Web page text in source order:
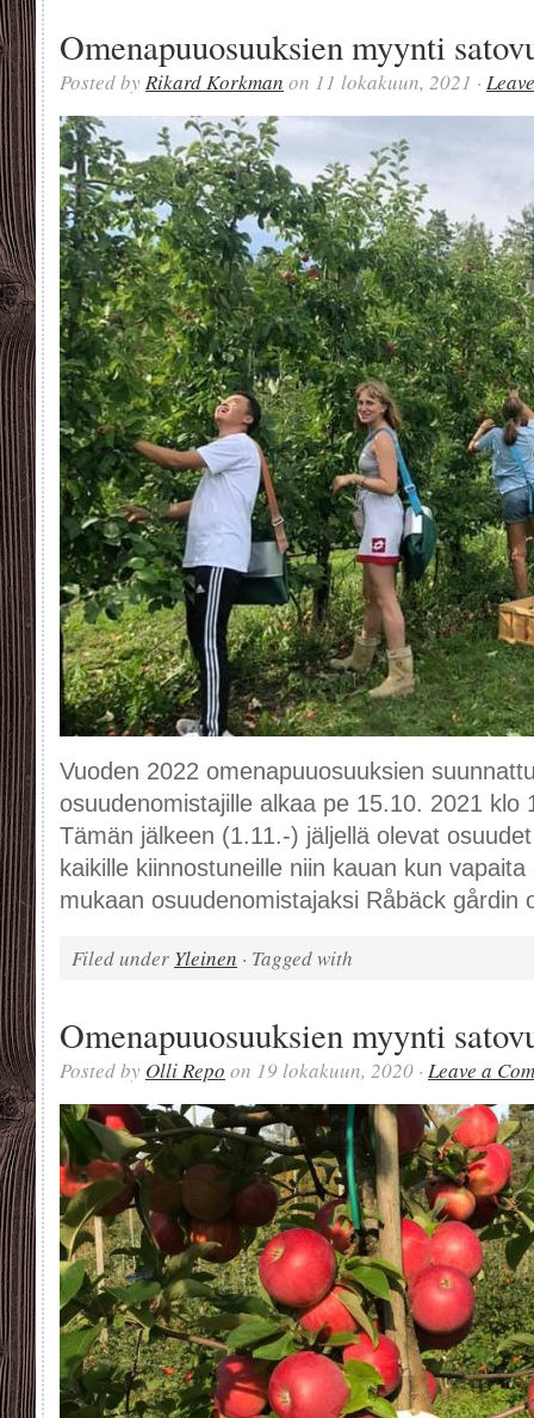
Omenapuuosuuksien myynti
Posted by Rikard Korkman on 11 lokakuun, 2021 ·
Vuoden 2022 omenapuuosuuksien
osuudenomistajille alkaa pe 15.10. 2021 klo
Tämän jälkeen (1.11.-) jäljellä olevat
kaikille kiinnostuneille niin kauan kun
mukaan osuudenomistajaksi Råbäck gårdin
Filed under Yleinen · Tagged with
Omenapuuosuuksien myynti
Posted by Olli Repo on 19 lokakuun, 2020 · Leave a